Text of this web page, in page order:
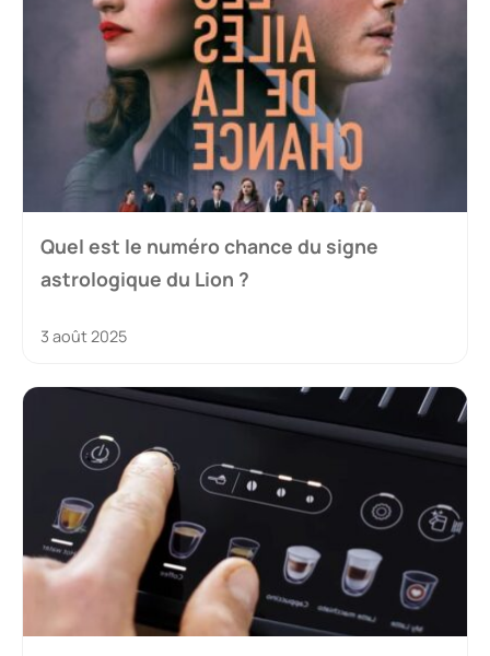
Quel est le numéro chance du signe
astrologique du Lion ?
3 août 2025